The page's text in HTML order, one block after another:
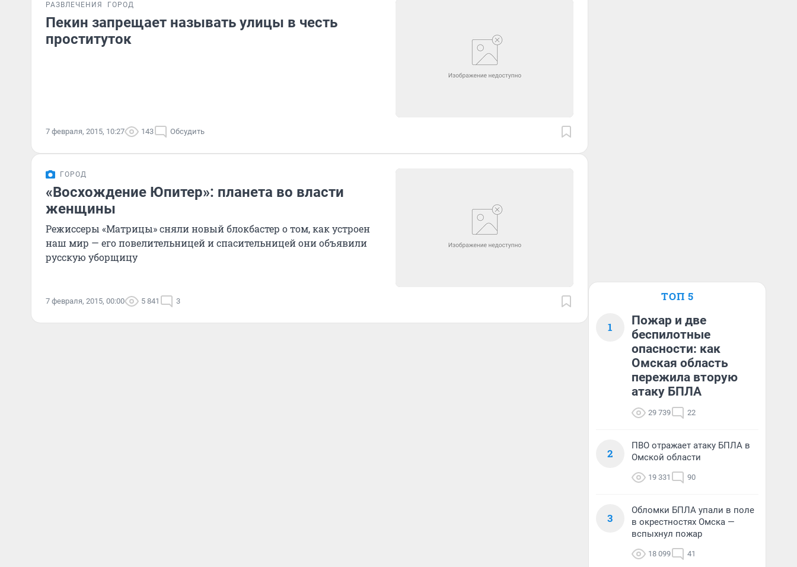
РАЗВЛЕЧЕНИЯ ГОРОД
Пекин запрещает называть улицы в честь
проституток
7 февраля, 2015, 10:27 143 Обсудить
ГОРОД
«Восхождение Юпитер»: планета во власти
женщины
Режиссеры «Матрицы» сняли новый блокбастер о том, как устроен
наш мир — его повелительницей и спасительницей они объявили
русскую уборщицу
7 февраля, 2015, 00:00 5 841 3 ТОП 5
1
Пожар и две
беспилотные
опасности: как
Омская область
пережила вторую
атаку БПЛА
29 739 22
2
ПВО отражает атаку БПЛА в
Омской области
19 331 90
3
Обломки БПЛА упали в поле
в окрестностях Омска —
вспыхнул пожар
18 099 41